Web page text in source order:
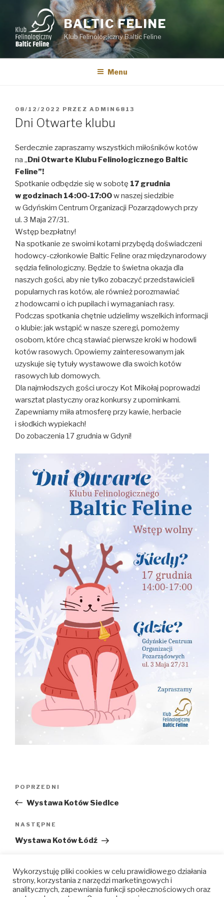
treści
BALTIC FELINE
Klub Felinologiczny Baltic Feline
Menu
OPUBLIKOWANE
W
08/12/2022 PRZEZ ADMIN6813
Dni Otwarte klubu
Serdecznie zapraszamy wszystkich miłośników kotów
na „Dni Otwarte Klubu Felinologicznego Baltic
Feline”!
Spotkanie odbędzie się w sobotę 17 grudnia
w godzinach 14:00-17:00w naszej siedzibie
w Gdyńskim Centrum Organizacji Pozarządowych przy
ul. 3 Maja 27/31.
Wstęp bezpłatny!
Na spotkanie ze swoimi kotami przybędą doświadczeni
hodowcy-członkowie Baltic Feline oraz międzynarodowy
sędzia felinologiczny. Będzie to świetna okazja dla
naszych gości, aby nie tylko zobaczyć przedstawicieli
popularnych ras kotów, ale również porozmawiać
z hodowcami o ich pupilach i wymaganiach rasy.
Podczas spotkania chętnie udzielimy wszelkich informacji
o klubie: jak wstąpić w nasze szeregi, pomożemy
osobom, które chcą stawiać pierwsze kroki w hodowli
kotów rasowych. Opowiemy zainteresowanym jak
uzyskuje się tytuły wystawowe dla swoich kotów
rasowych lub domowych.
Dla najmłodszych gości uroczy Kot Mikołaj poprowadzi
warsztat plastyczny oraz konkursy z upominkami.
Zapewniamy miła atmosferę przy kawie, herbacie
i słodkich wypiekach!
Do zobaczenia 17 grudnia w Gdyni!
Poprzedni
wpis
POPRZEDNI
Wystawa Kotów Siedlce
Następny
wpis
NASTĘPNE
Wystawa Kotów Łódź
Wykorzystuję pliki cookies w celu prawidłowego działania
strony, korzystania z narzędzi marketingowych i
analitycznych, zapewniania funkcji społecznościowych oraz